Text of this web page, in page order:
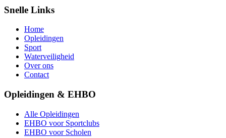
Snelle Links
Home
Opleidingen
Sport
Waterveiligheid
Over ons
Contact
Opleidingen & EHBO
Alle Opleidingen
EHBO voor Sportclubs
EHBO voor Scholen